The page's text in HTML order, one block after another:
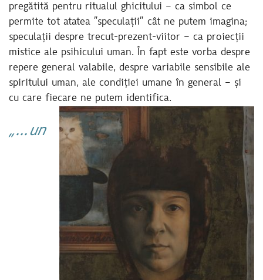
pregătită pentru ritualul ghicitului – ca simbol ce
permite tot atatea ”speculații” cât ne putem imagina;
speculații despre trecut-prezent-viitor – ca proiecții
mistice ale psihicului uman. În fapt este vorba despre
repere general valabile, despre variabile sensibile ale
spiritului uman, ale condiției umane în general – și
cu care fiecare ne putem identifica.
„…un